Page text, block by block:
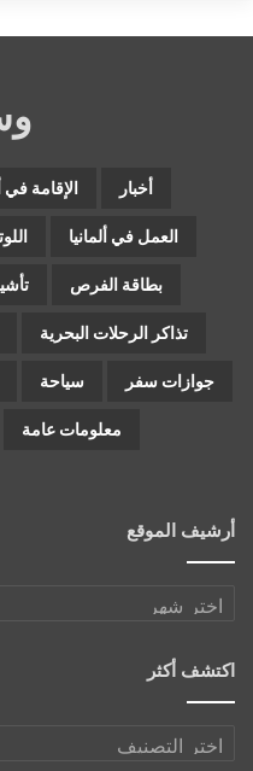
أخبار الإقامة في
العمل في ألمانيا
بطاقة الفرص
تذاكر الرحلات البحرية
جوازات سفر سياحة
معلومات عامة
أرشيف الموقع
أرشيف
اكتشف أكثر
اكتشف